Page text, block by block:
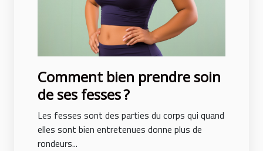
Comment bien prendre soin
de ses fesses ?
Les fesses sont des parties du corps qui quand
elles sont bien entretenues donne plus de
rondeurs...